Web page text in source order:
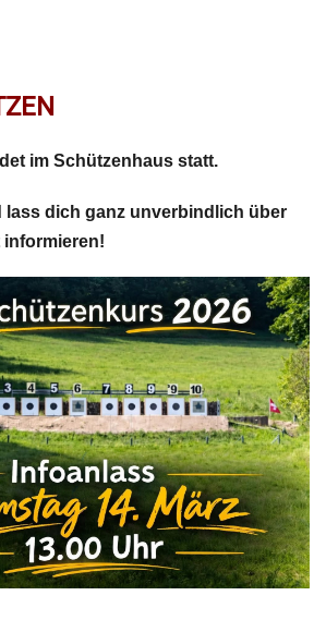
im Schützenhaus statt.
lass dich ganz unverbindlich über